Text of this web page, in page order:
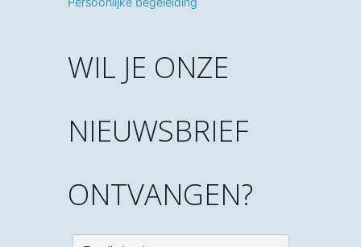
WIL JE ONZE
NIEUWSBRIEF
ONTVANGEN?